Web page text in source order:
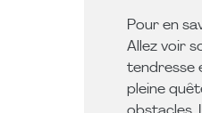
Pour en
Allez voir
tendresse
pleine